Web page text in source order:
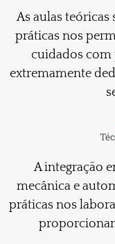
As aulas teóricas
práticas nos
cuidados com
extremamente
A integração
mecânica e
práticas nos